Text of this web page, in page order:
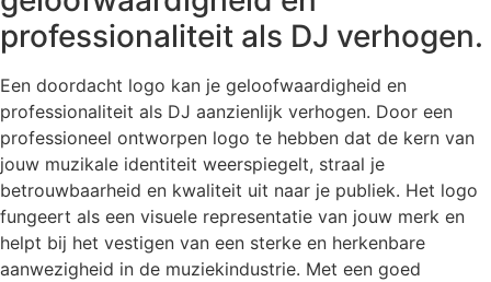
professionaliteit als DJ verhogen.
Een doordacht logo kan je geloofwaardigheid en
professionaliteit als DJ aanzienlijk verhogen. Door een
professioneel ontworpen logo te hebben dat de kern van
jouw muzikale identiteit weerspiegelt, straal je
betrouwbaarheid en kwaliteit uit naar je publiek. Het logo
fungeert als een visuele representatie van jouw merk en
helpt bij het vestigen van een sterke en herkenbare
aanwezigheid in de muziekindustrie. Met een goed